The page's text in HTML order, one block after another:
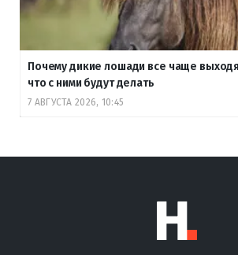
Почему дикие лошади все чаще
что с ними будут делать
7 АВГУСТА 2026, 10:45